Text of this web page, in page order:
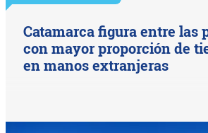
Catamarca figura entre las
con mayor proporción de
en manos extranjeras